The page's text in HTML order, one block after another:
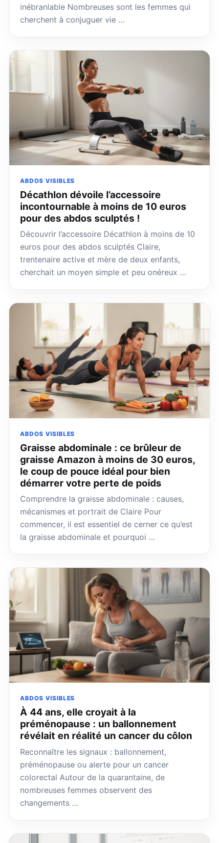
inébranlable Nombreuses sont les femmes qui
cherchent à conjuguer vie …
ABDOS VISIBLES
Décathlon dévoile l’accessoire
incontournable à moins de 10 euros
pour des abdos sculptés !
Découvrir l’accessoire Décathlon à moins de 10
euros pour des abdos sculptés Claire,
trentenaire active et mère de deux enfants,
cherchait un moyen simple et peu onéreux …
ABDOS VISIBLES
Graisse abdominale : ce brûleur de
graisse Amazon à moins de 30 euros,
le coup de pouce idéal pour bien
démarrer votre perte de poids
Comprendre la graisse abdominale : causes,
mécanismes et portrait de Claire Pour
commencer, il est essentiel de cerner ce qu’est
la graisse abdominale et pourquoi …
ABDOS VISIBLES
À 44 ans, elle croyait à la
préménopause : un ballonnement
révélait en réalité un cancer du côlon
Reconnaître les signaux : ballonnement,
préménopause ou alerte pour un cancer
colorectal Autour de la quarantaine, de
nombreuses femmes observent des
changements …